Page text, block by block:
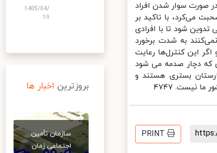
صورت سوار شدن افراد
می‌کرد، با تاکید بر
شود تا با افرادی
به شدت برخورد
این کنترل‌ها رعایت
که دچار صدمه می شود
بستری هستند و
نیست. ۴۷۴۷
PRINT
1405/04/
19
بروزترین اخبار ها
سازمان تأمین
اجتماعی زمان